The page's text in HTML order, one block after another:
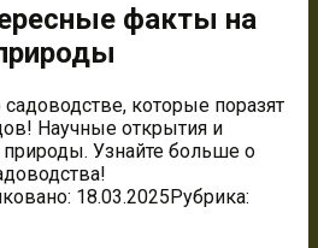
факты на
которые поразят
Научные открытия и
Узнайте больше о
18.03.2025Рубрика: